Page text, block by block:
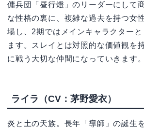
傭兵団「昼行燈」のリーダーにして
な性格の裏に、複雑な過去を持つ女
場し、2期ではメインキャラクター
ます。スレイとは対照的な価値観を
に戦う大切な仲間になっていきます。
ライラ（CV：茅野愛衣）
炎と土の天族。長年「導師」の誕生